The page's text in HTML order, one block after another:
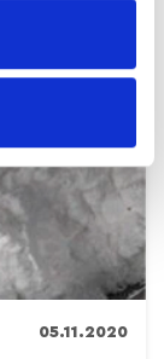
05.11.2020